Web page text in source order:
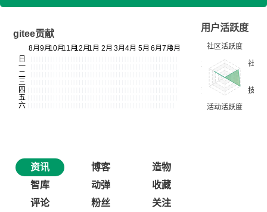
gitee贡献
用户活跃度
资讯 博客
造物
智库
动弹
收藏
评论
粉丝 关注